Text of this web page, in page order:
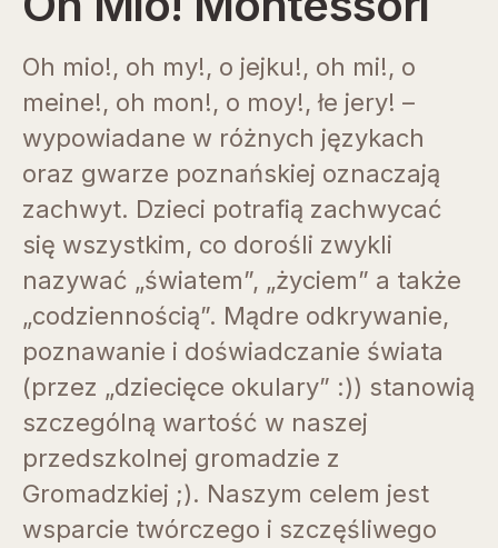
Oh mio!, oh my!, o jejku!, oh mi!, o
meine!, oh mon!, o moy!, łe jery! –
wypowiadane w różnych językach
oraz gwarze poznańskiej oznaczają
zachwyt. Dzieci potrafią zachwycać
się wszystkim, co dorośli zwykli
nazywać „światem”, „życiem” a także
„codziennością”. Mądre odkrywanie,
poznawanie i doświadczanie świata
(przez „dziecięce okulary” :)) stanowią
szczególną wartość w naszej
przedszkolnej gromadzie z
Gromadzkiej ;). Naszym celem jest
wsparcie twórczego i szczęśliwego